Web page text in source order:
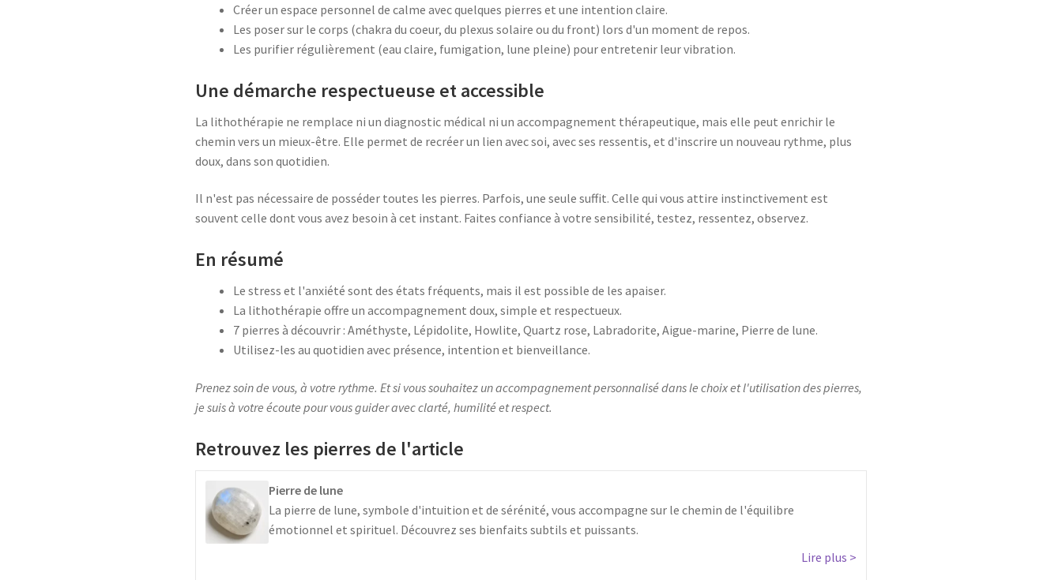
Créer un espace personnel de calme avec quelques pierres et une intention claire.
Les poser sur le corps (chakra du coeur, du plexus solaire ou du front) lors d'un moment de repos.
Les purifier régulièrement (eau claire, fumigation, lune pleine) pour entretenir leur vibration.
Une démarche respectueuse et accessible
La lithothérapie ne remplace ni un diagnostic médical ni un accompagnement thérapeutique, mais elle peut enrichir le
chemin vers un mieux-être. Elle permet de recréer un lien avec soi, avec ses ressentis, et d'inscrire un nouveau rythme, plus
doux, dans son quotidien.
Il n'est pas nécessaire de posséder toutes les pierres. Parfois, une seule suffit. Celle qui vous attire instinctivement est
souvent celle dont vous avez besoin à cet instant. Faites confiance à votre sensibilité, testez, ressentez, observez.
En résumé
Le stress et l'anxiété sont des états fréquents, mais il est possible de les apaiser.
La lithothérapie offre un accompagnement doux, simple et respectueux.
7 pierres à découvrir : Améthyste, Lépidolite, Howlite, Quartz rose, Labradorite, Aigue-marine, Pierre de lune.
Utilisez-les au quotidien avec présence, intention et bienveillance.
Prenez soin de vous, à votre rythme. Et si vous souhaitez un accompagnement personnalisé dans le choix et l'utilisation des pierres,
je suis à votre écoute pour vous guider avec clarté, humilité et respect.
Retrouvez les pierres de l'article
Pierre de lune
La pierre de lune, symbole d'intuition et de sérénité, vous accompagne sur le chemin de l'équilibre
émotionnel et spirituel. Découvrez ses bienfaits subtils et puissants.
Lire plus